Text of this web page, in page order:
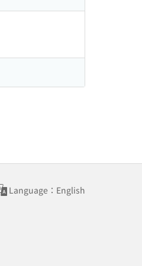
Language：English